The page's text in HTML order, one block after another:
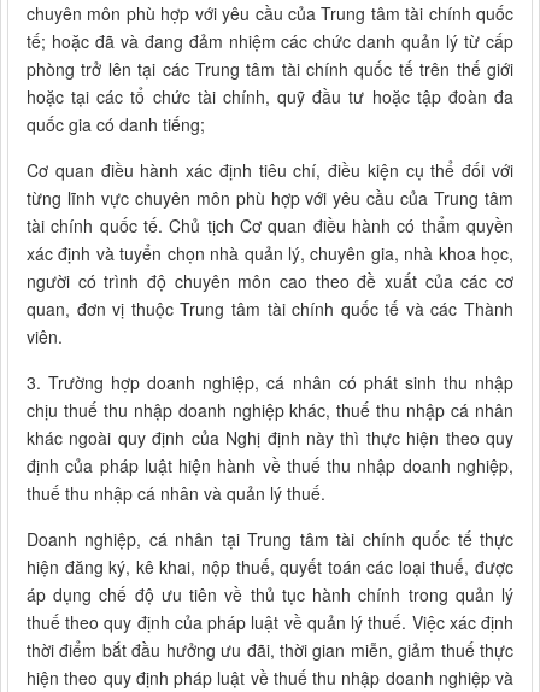
chuyên môn phù hợp với yêu cầu của Trung tâm tài chính quốc
tế; hoặc đã và đang đảm nhiệm các chức danh quản lý từ cấp
phòng trở lên tại các Trung tâm tài chính quốc tế trên thế giới
hoặc tại các tổ chức tài chính, quỹ đầu tư hoặc tập đoàn đa
quốc gia có danh tiếng;
Cơ quan điều hành xác định tiêu chí, điều kiện cụ thể đối với
từng lĩnh vực chuyên môn phù hợp với yêu cầu của Trung tâm
tài chính quốc tế. Chủ tịch Cơ quan điều hành có thẩm quyền
xác định và tuyển chọn nhà quản lý, chuyên gia, nhà khoa học,
người có trình độ chuyên môn cao theo đề xuất của các cơ
quan, đơn vị thuộc Trung tâm tài chính quốc tế và các Thành
viên.
3. Trường hợp doanh nghiệp, cá nhân có phát sinh thu nhập
chịu thuế thu nhập doanh nghiệp khác, thuế thu nhập cá nhân
khác ngoài quy định của Nghị định này thì thực hiện theo quy
định của pháp luật hiện hành về thuế thu nhập doanh nghiệp,
thuế thu nhập cá nhân và quản lý thuế.
Doanh nghiệp, cá nhân tại Trung tâm tài chính quốc tế thực
hiện đăng ký, kê khai, nộp thuế, quyết toán các loại thuế, được
áp dụng chế độ ưu tiên về thủ tục hành chính trong quản lý
thuế theo quy định của pháp luật về quản lý thuế. Việc xác định
thời điểm bắt đầu hưởng ưu đãi, thời gian miễn, giảm thuế thực
hiện theo quy định pháp luật về thuế thu nhập doanh nghiệp và